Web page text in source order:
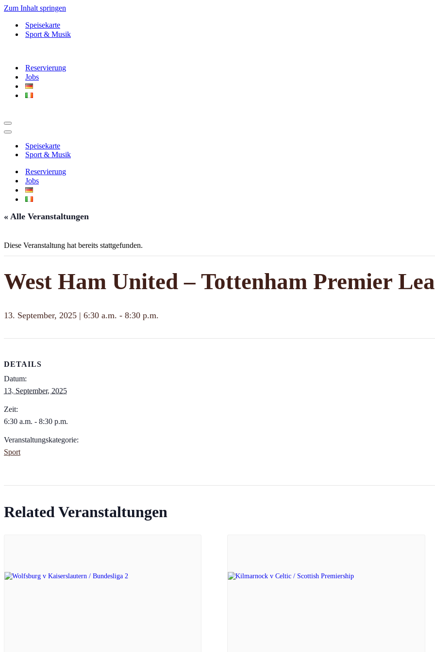
Zum Inhalt springen
Speisekarte
Sport & Musik
Reservierung
Jobs
Navigationsmenü
Navigationsmenü
Speisekarte
Sport & Musik
Reservierung
Jobs
« Alle Veranstaltungen
Diese Veranstaltung hat bereits stattgefunden.
West Ham United – Tottenham Premier
13. September, 2025 | 6:30 a.m. - 8:30 p.m.
DETAILS
Datum:
13. September, 2025
Zeit:
6:30 a.m. - 8:30 p.m.
Veranstaltungskategorie:
Sport
Related Veranstaltungen